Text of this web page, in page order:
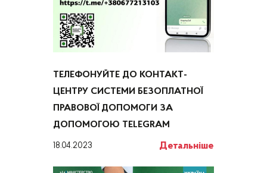
ТЕЛЕФОНУЙТЕ ДО КОНТАКТ-
ЦЕНТРУ СИСТЕМИ БЕЗОПЛАТНОЇ
ПРАВОВОЇ ДОПОМОГИ ЗА
ДОПОМОГОЮ TELEGRAM
18.04.2023 Детальніше